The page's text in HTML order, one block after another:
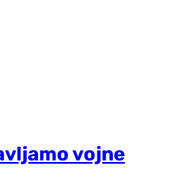
vojne